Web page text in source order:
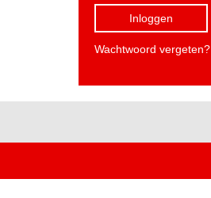
Inloggen
Wachtwoord vergeten?